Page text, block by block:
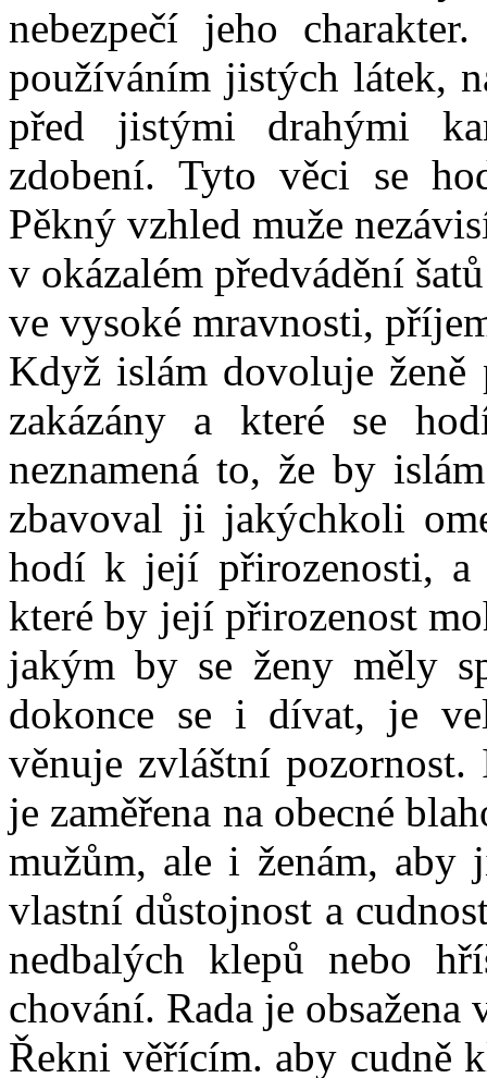
nebezpečí jeho
používáním jistých látek,
před jistými drahými
zdobení. Tyto věci se
Pěkný vzhled muže
v okázalém předvádění
ve vysoké mravnosti,
Když islám dovoluje
zakázány a které se
neznamená to, že by
zbavoval ji jakýchkoli
hodí k její přirozenosti, a
které by její přirozenost
jakým by se ženy měly
dokonce se i dívat, je
věnuje zvláštní
je zaměřena na obecné
mužům, ale i ženám,
vlastní důstojnost a
nedbalých klepů nebo
chování. Rada je
Řekni věřícím. aby cudně